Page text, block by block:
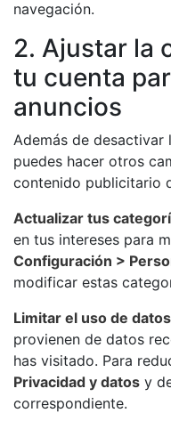
navegación.
2. Ajustar la
tu cuenta
anuncios
Además de desactivar
puedes hacer otros
contenido publicitario
Actualizar tus
en tus intereses para
Configuración >
modificar estas
Limitar el uso de
provienen de datos
has visitado. Para
Privacidad y datos y
correspondiente.